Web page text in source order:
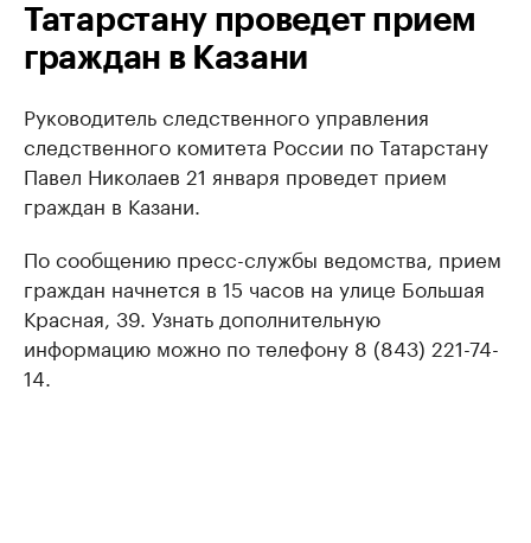
Татарстану проведет прием
граждан в Казани
Руководитель следственного управления
следственного комитета России по Татарстану
Павел Николаев 21 января проведет прием
граждан в Казани.
По сообщению пресс-службы ведомства, прием
граждан начнется в 15 часов на улице Большая
Красная, 39. Узнать дополнительную
информацию можно по телефону 8 (843) 221-74-
14.